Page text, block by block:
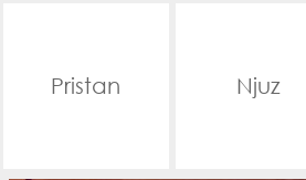
Pristan Njuz